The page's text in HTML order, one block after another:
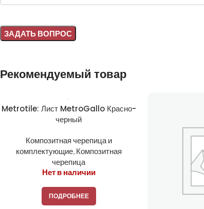
Рекомендуемый товар
Metrotile: Лист MetroGallo Красно-
черный
Композитная черепица и
комплектующие, Композитная
черепица
Нет в наличии
ПОДРОБНЕЕ